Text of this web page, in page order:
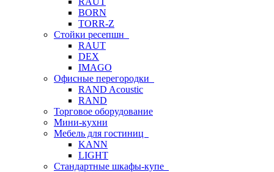
BORN
TORR-Z
Стойки ресепшн
RAUT
DEX
IMAGO
Офисные перегородки
RAND Acoustic
RAND
Торговое оборудование
Мини-кухни
Мебель для гостиниц
KANN
LIGHT
Стандартные шкафы-купе